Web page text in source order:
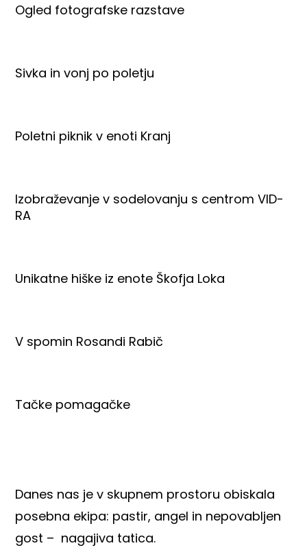
Ogled fotografske razstave
Sivka in vonj po poletju
Poletni piknik v enoti Kranj
Izobraževanje v sodelovanju s centrom VID-
RA
Unikatne hiške iz enote Škofja Loka
V spomin Rosandi Rabič
Tačke pomagačke
Danes nas je v skupnem prostoru obiskala
posebna ekipa: pastir, angel in nepovabljen
gost – nagajiva tatica.